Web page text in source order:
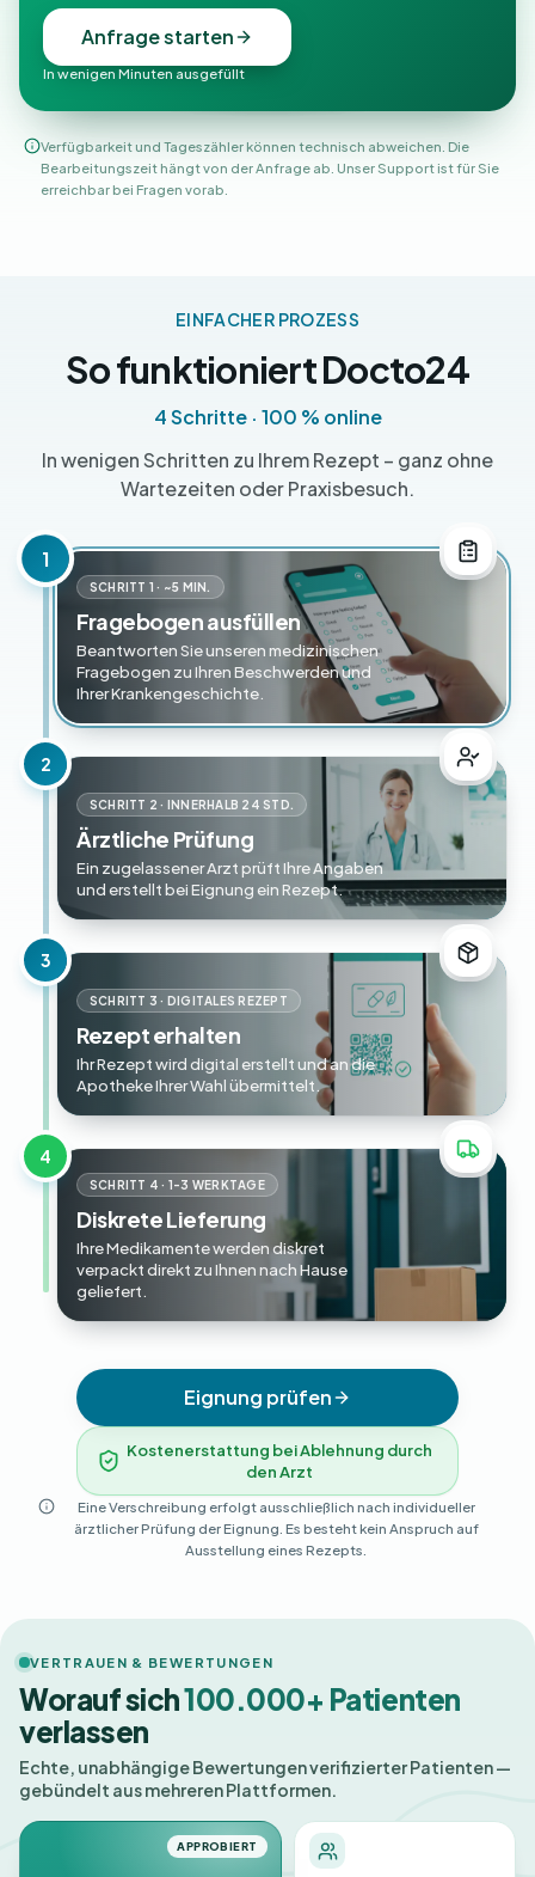
Anfrage starten
In wenigen Minuten ausgefüllt
Verfügbarkeit und Tageszähler können technisch abweichen. Die
Bearbeitungszeit hängt von der Anfrage ab. Unser Support ist für Sie
erreichbar bei Fragen vorab.
EINFACHER PROZESS
So funktioniert Docto24
4 Schritte · 100 % online
In wenigen Schritten zu Ihrem Rezept – ganz ohne
Wartezeiten oder Praxisbesuch.
1
SCHRITT 1 · ~5 MIN.
Fragebogen ausfüllen
Beantworten Sie unseren medizinischen
Fragebogen zu Ihren Beschwerden und
Ihrer Krankengeschichte.
2
SCHRITT 2 · INNERHALB 24 STD.
Ärztliche Prüfung
Ein zugelassener Arzt prüft Ihre Angaben
und erstellt bei Eignung ein Rezept.
3
SCHRITT 3 · DIGITALES REZEPT
Rezept erhalten
Ihr Rezept wird digital erstellt und an die
Apotheke Ihrer Wahl übermittelt.
4
SCHRITT 4 · 1-3 WERKTAGE
Diskrete Lieferung
Ihre Medikamente werden diskret
verpackt direkt zu Ihnen nach Hause
geliefert.
Eignung prüfen
Kostenerstattung bei Ablehnung durch
den Arzt
Eine Verschreibung erfolgt ausschließlich nach individueller
ärztlicher Prüfung der Eignung. Es besteht kein Anspruch auf
Ausstellung eines Rezepts.
VERTRAUEN & BEWERTUNGEN
Worauf sich100.000+ Patienten
verlassen
Echte, unabhängige Bewertungen verifizierter Patienten —
gebündelt aus mehreren Plattformen.
APPROBIERT